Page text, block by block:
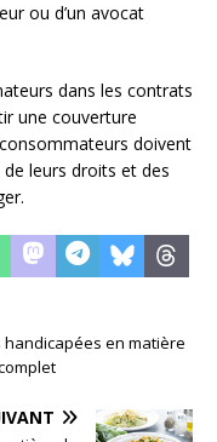
ou d’un avocat
dans les contrats
une couverture
doivent
leurs droits et des
en matière